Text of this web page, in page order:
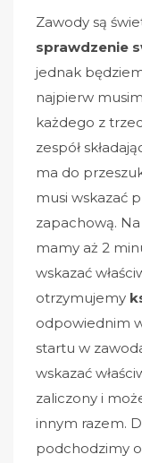
Zawody są
sprawdzenie
jednak
najpierw
każdego z
zespół
ma do
musi wskazać
zapachową.
mamy aż 2
wskazać
otrzymujemy
odpowiednim
startu w
wskazać
zaliczony i
innym razem.
podchodzimy